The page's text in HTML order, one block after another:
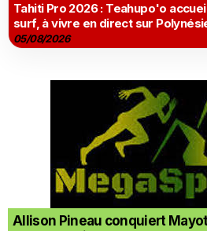
Tahiti Pro 2026 : Teahupo'o
surf, à vivre en direct sur
05/08/2026
Allison Pineau conquiert